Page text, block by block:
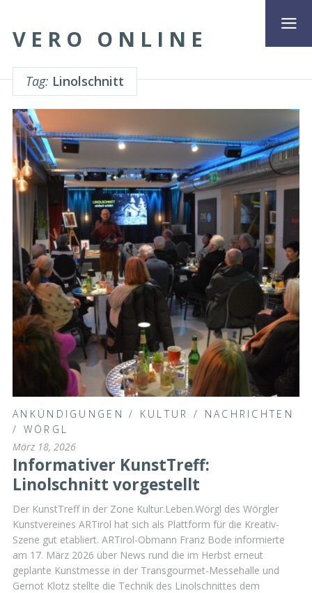
VERO ONLINE
Tag: Linolschnitt
ANKÜNDIGUNGEN / KULTUR / NACHRICHTEN
/ WÖRGL
März 18, 2026
Informativer KunstTreff:
Linolschnitt vorgestellt
Der KunstTreff in der Zone Kultur.Leben.Wörgl des Wörgler
Kunstvereines ARTirol hat sich als Plattform für die Kreativ-
Szene gut etabliert. ARTirol-Obmann Franz Bode informierte
am 17. März 2026 über News rund die im Herbst erneut
geplante Kunstmesse in der Transgourmet-Messehalle und
Gernot Klotz stellte die Technik des Linolschnittes dem